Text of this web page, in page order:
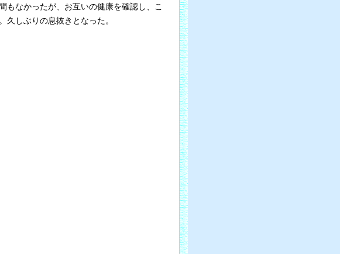
もなかったが、お互いの健康を確認し、こ
久しぶりの息抜きとなった。